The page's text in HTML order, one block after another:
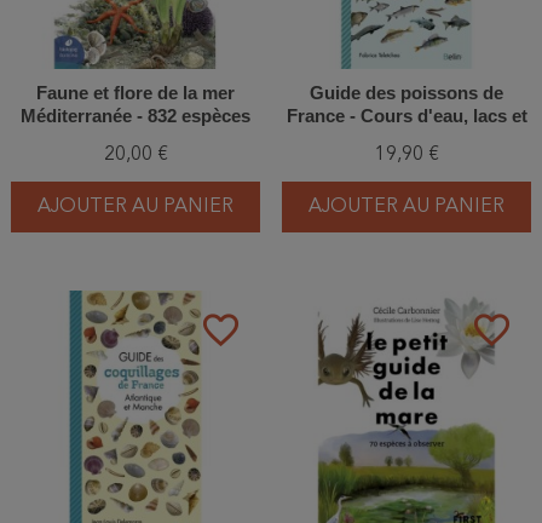
Faune et flore de la mer
Méditerranée - 832 espèces
20,00 €
AJOUTER AU PANIER
Guide des poissons de
France - Cours d'eau, lacs et
19,90 €
AJOUTER AU PANIER
favorite_border favorite_border